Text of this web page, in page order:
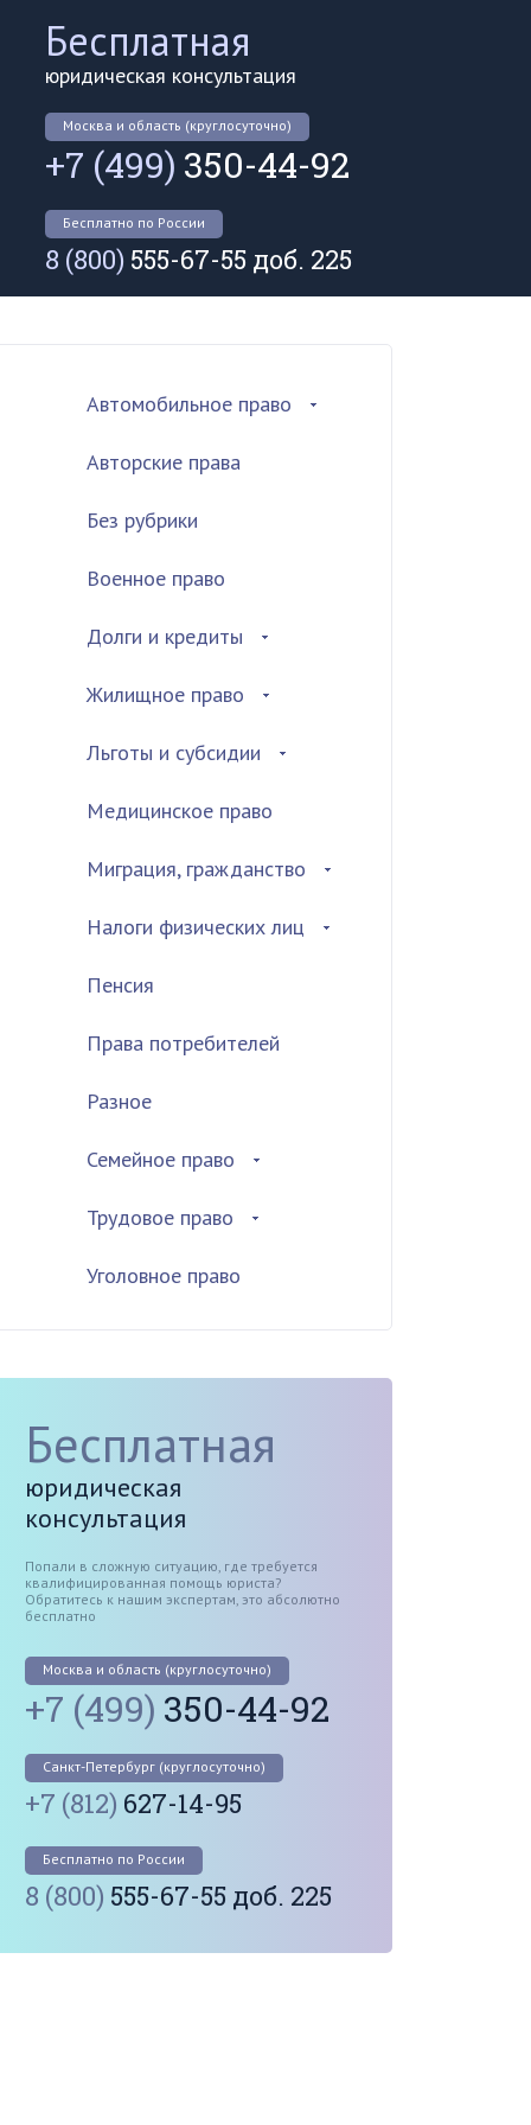
Бесплатная
юридическая консультация
Москва и область (круглосуточно)
+7 (499) 350-44-92
Бесплатно по России
8 (800) 555-67-55 доб. 225
Автомобильное право
Авторские права
Без рубрики
Военное право
Долги и кредиты
Жилищное право
Льготы и субсидии
Медицинское право
Миграция, гражданство
Налоги физических лиц
Пенсия
Права потребителей
Разное
Семейное право
Трудовое право
Уголовное право
Бесплатная
юридическая
консультация
Попали в сложную ситуацию, где требуется
квалифицированная помощь юриста?
Обратитесь к нашим экспертам, это абсолютно
бесплатно
Москва и область (круглосуточно)
+7 (499) 350-44-92
Санкт-Петербург (круглосуточно)
+7 (812) 627-14-95
Бесплатно по России
8 (800) 555-67-55 доб. 225